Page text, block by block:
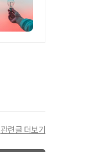
관련글 더보기